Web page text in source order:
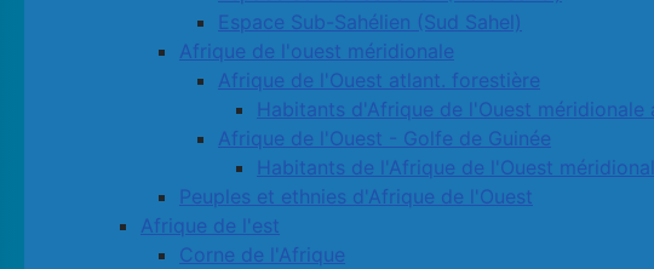
Espace Sub-Sahélien (Sud Sahel)
Afrique de l'ouest méridionale
Afrique de l'Ouest atlant. forestière
Habitants d'Afrique de l'Ouest méridionale
Afrique de l'Ouest - Golfe de Guinée
Habitants de l'Afrique de l'Ouest
Peuples et ethnies d'Afrique de l'Ouest
Afrique de l'est
Corne de l'Afrique